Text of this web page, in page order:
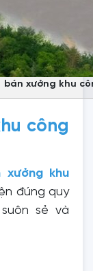
bán xưởng khu
công
xưởng khu
đúng quy
sẻ và